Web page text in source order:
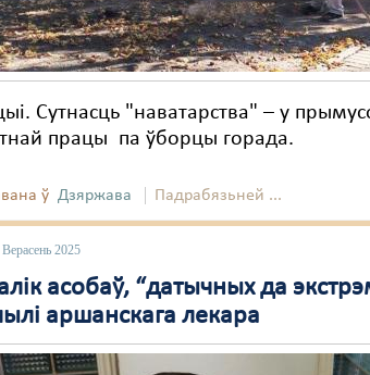
Сутнасць "наватарства" – у
працы па ўборцы горада.
ў Дзяржава Падрабязьней ...
2025
асобаў, “датычных да
аршанскага лекара